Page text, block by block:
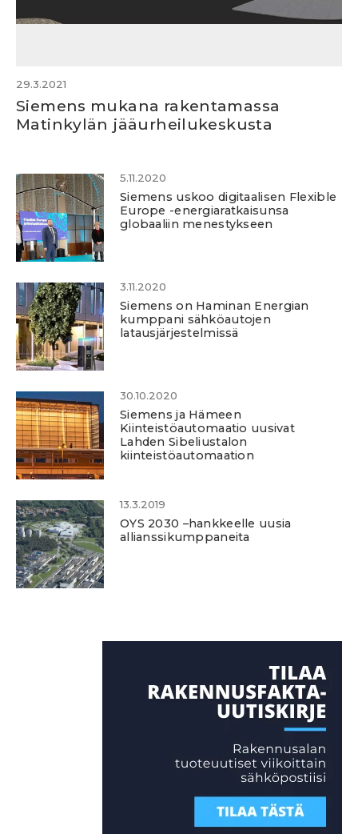
29.3.2021
Siemens mukana rakentamassa
Matinkylän jääurheilukeskusta
5.11.2020
Siemens uskoo digitaalisen Flexible
Europe -energiaratkaisunsa
globaaliin menestykseen
3.11.2020
Siemens on Haminan Energian
kumppani sähköautojen
latausjärjestelmissä
30.10.2020
Siemens ja Hämeen
Kiinteistöautomaatio uusivat
Lahden Sibeliustalon
kiinteistöautomaation
13.3.2019
OYS 2030 –hankkeelle uusia
allianssikumppaneita